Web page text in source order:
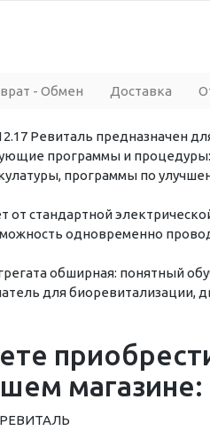
- Обмен Доставка
Ревиталь предназначен
программы и
программы по
от стандартной
одновременно
обширная: понятный
для биоревитализации,
магазине:
РЕВИТАЛЬ